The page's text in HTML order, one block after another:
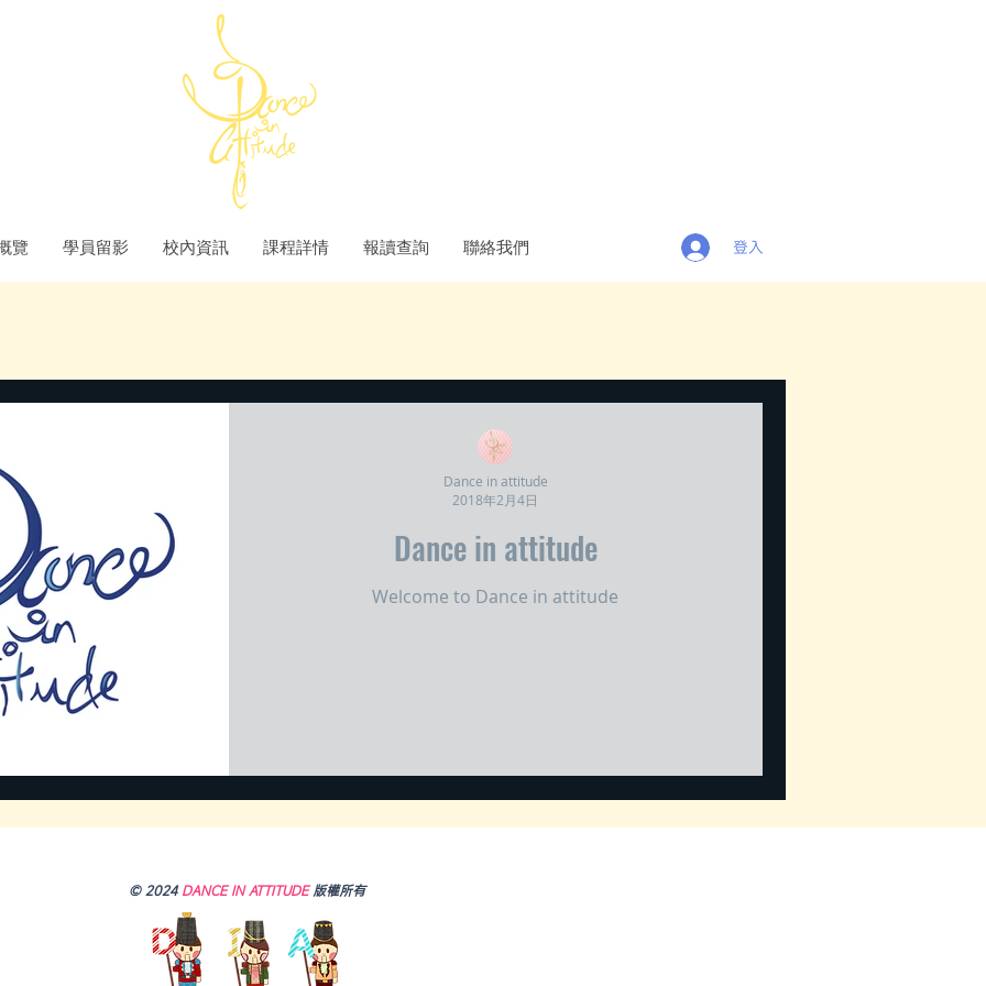
覽 學員留影 校內資訊 課程詳情 報讀查詢 聯絡我們 登入
Dance in attitude
Welcome to Dance in attitude
Dance in attitude
2018年2月4日
© 2024DANCE IN ATTITUDE版權所有